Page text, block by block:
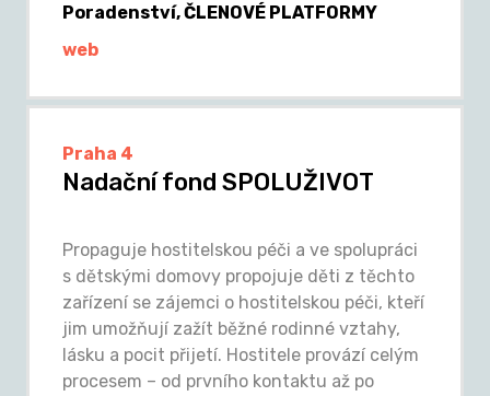
Poradenství, ČLENOVÉ PLATFORMY
web
Praha 4
Nadační fond SPOLUŽIVOT
Propaguje hostitelskou péči a ve spolupráci
s dětskými domovy propojuje děti z těchto
zařízení se zájemci o hostitelskou péči, kteří
jim umožňují zažít běžné rodinné vztahy,
lásku a pocit přijetí. Hostitele provází celým
procesem – od prvního kontaktu až po